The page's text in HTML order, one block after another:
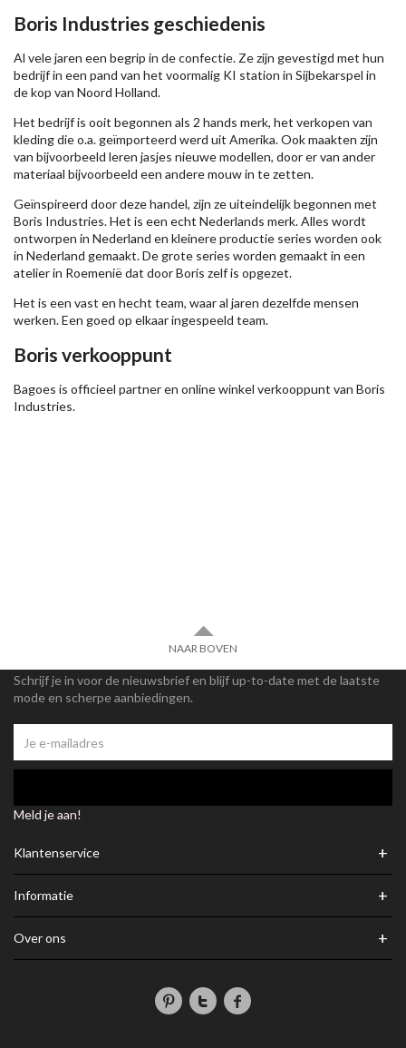
Boris Industries geschiedenis
Al vele jaren een begrip in de confectie. Ze zijn gevestigd met hun
bedrijf in een pand van het voormalig KI station in Sijbekarspel in
de kop van Noord Holland.
Het bedrijf is ooit begonnen als 2 hands merk, het verkopen van
kleding die o.a. geïmporteerd werd uit Amerika. Ook maakten zijn
van bijvoorbeeld leren jasjes nieuwe modellen, door er van ander
materiaal bijvoorbeeld een andere mouw in te zetten.
Geïnspireerd door deze handel, zijn ze uiteindelijk begonnen met
Boris Industries. Het is een echt Nederlands merk. Alles wordt
ontworpen in Nederland en kleinere productie series worden ook
in Nederland gemaakt. De grote series worden gemaakt in een
atelier in Roemenië dat door Boris zelf is opgezet.
Het is een vast en hecht team, waar al jaren dezelfde mensen
werken. Een goed op elkaar ingespeeld team.
Boris verkooppunt
Bagoes is officieel partner en online winkel verkooppunt van Boris
Industries.
NAAR BOVEN
Schrijf je in voor de nieuwsbrief en blijf up-to-date met de laatste
mode en scherpe aanbiedingen.
Meld je aan!
Klantenservice +
Informatie +
Over ons +